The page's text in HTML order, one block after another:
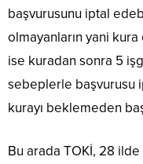
başvurusunu iptal
olmayanların yani
ise kuradan sonra 5
sebeplerle başvurusu
kurayı beklemeden
Bu arada TOKİ, 28